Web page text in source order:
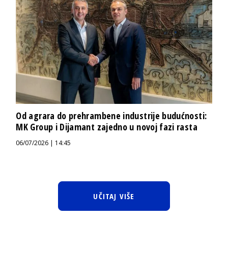
Od agrara do prehrambene industrije budućnosti:
MK Group i Dijamant zajedno u novoj fazi rasta
06/07/2026 | 14:45
UČITAJ VIŠE